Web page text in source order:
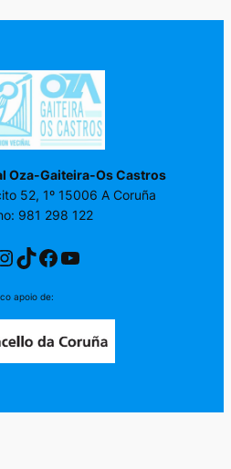
Oza-Gaiteira-Os Castros
52, 1º 15006 A Coruña
981 298 122
electrónico
TikTok
Facebook
YouTube
co apoio de: